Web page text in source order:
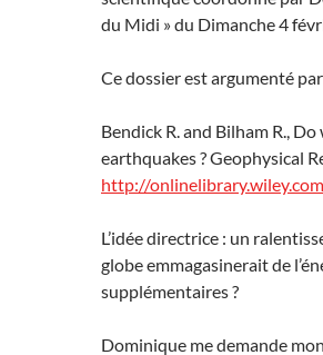
du Midi » du Dimanche 4
Ce dossier est argumenté
Bendick R. and Bilham R.,
earthquakes ? Geophysical
http://
L’idée directrice : un
globe emmagasinerait de
supplémentaires ?
Dominique me demande